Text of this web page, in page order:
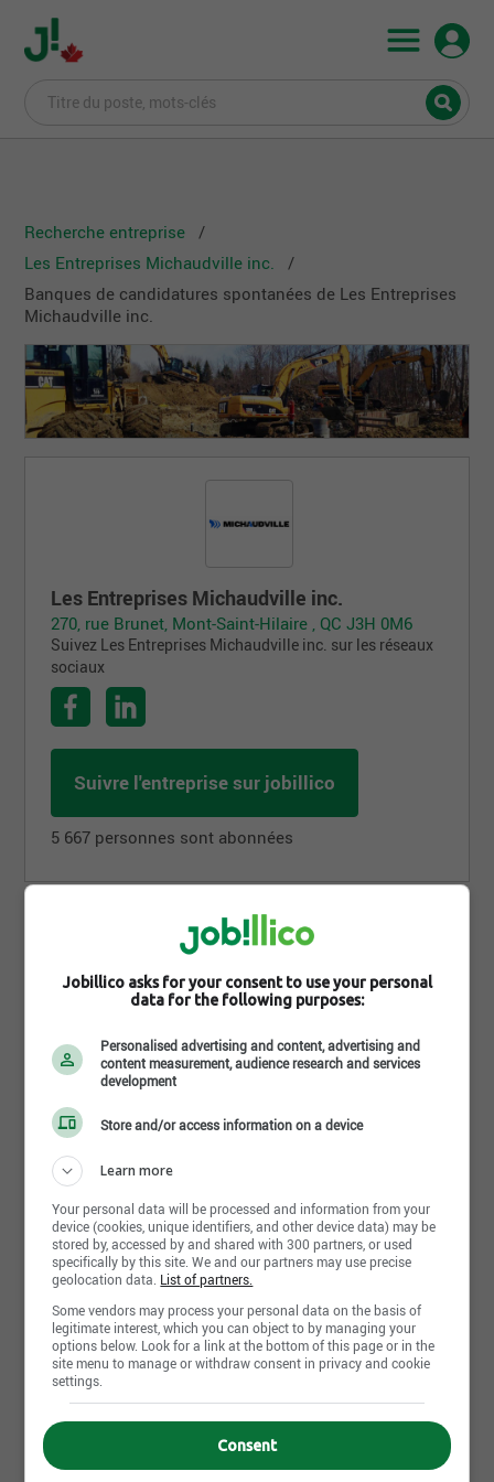
Recherche entreprise
Les Entreprises Michaudville inc.
Banques de candidatures spontanées de Les Entreprises
Michaudville inc.
Les Entreprises Michaudville inc.
270, rue Brunet, Mont-Saint-Hilaire , QC J3H 0M6
Suivez Les Entreprises Michaudville inc. sur les réseaux
sociaux
Suivre l'entreprise sur jobillico
5 667 personnes sont abonnées
Partager cette page
Offres d'emploi
7 août 2026
Installateur.trice de signalisation routière
2604 Chemin du lac, Longueuil, Longueuil, QC
Opérateur.trice de pelle
270, rue Brunet, Mont-Saint-Hilaire, QC
16 juillet 2026
Manoeuvre spécialisé (râteleur)
270, rue Brunet, Mont-Saint-Hilaire, QC
Jobillico asks for your consent to use your personal
data for the following purposes:
Personalised advertising and content, advertising and
content measurement, audience research and services
development
Store and/or access information on a device
Learn more
Your personal data will be processed and information from your
device (cookies, unique identifiers, and other device data) may be
stored by, accessed by and shared with 300 partners, or used
specifically by this site. We and our partners may use precise
geolocation data. List of partners.
Some vendors may process your personal data on the basis of
legitimate interest, which you can object to by managing your
options below. Look for a link at the bottom of this page or in the
site menu to manage or withdraw consent in privacy and cookie
settings.
Consent